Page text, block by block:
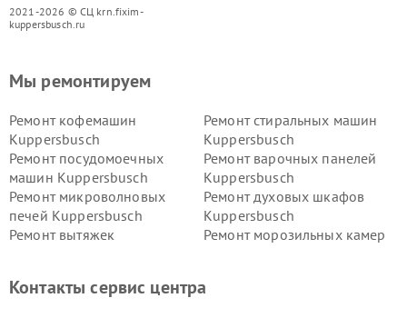
2021-2026 © СЦ krn.fixim-
kuppersbusch.ru
Мы ремонтируем
Ремонт кофемашин
Kuppersbusch
Ремонт стиральных машин
Kuppersbusch
Ремонт посудомоечных
машин Kuppersbusch
Ремонт варочных панелей
Kuppersbusch
Ремонт микроволновых
печей Kuppersbusch
Ремонт духовых шкафов
Kuppersbusch
Ремонт вытяжек
Ремонт морозильных камер
Kuppersbusch
вакуумных упаковщиков
Контакты сервис центра